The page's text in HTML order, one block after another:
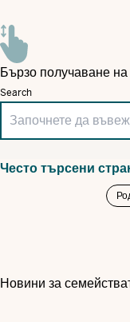
Бързо получаване
Search
Често търсени
Новини за